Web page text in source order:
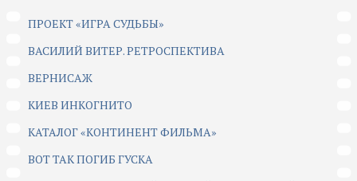
ПРОЕКТ «ИГРА СУДЬБЫ»
ВАСИЛИЙ ВИТЕР. РЕТРОСПЕКТИВА
ВЕРНИСАЖ
КИЕВ ИНКОГНИТО
КАТАЛОГ «КОНТИНЕНТ ФИЛЬМА»
ВОТ ТАК ПОГИБ ГУСКА